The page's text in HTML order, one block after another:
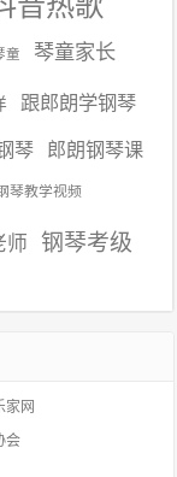
童 琴童家长
跟郎朗学钢琴
琴 郎朗钢琴课
琴教学视频
师 钢琴考级
家网
会